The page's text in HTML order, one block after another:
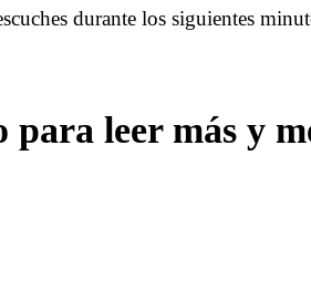
durante los siguientes
para leer más y